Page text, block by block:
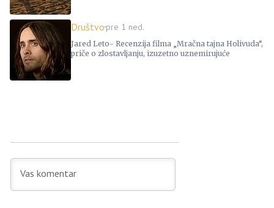
Društvo pre 1 ned.
Jared Leto- Recenzija filma „Mračna tajna Holivuda“,
priče o zlostavljanju, izuzetno uznemirujuće